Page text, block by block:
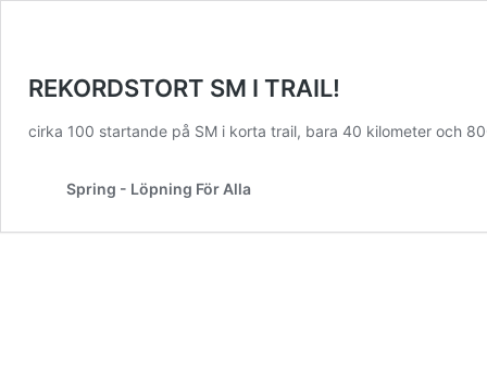
REKORDSTORT SM I TRAIL!
cirka 100 startande på SM i korta trail, bara 40 kilometer och
Spring - Löpning För Alla